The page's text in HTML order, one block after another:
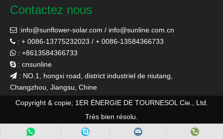
Contactez nous
 :info@sunflower-solar.com / info@sunline.com.cn
 : + 0086-13775232023 / + 0086-13584366733
 : +8613584366733
 : cnsunline
 : NO.1, hongxi road, district industriel de niutang,
Changzhou, Jiangsu, Chine
Copyright & copie; 1ER ÉNERGIE DE TOURNESOL Cie., Ltd.
Très bien résolu.